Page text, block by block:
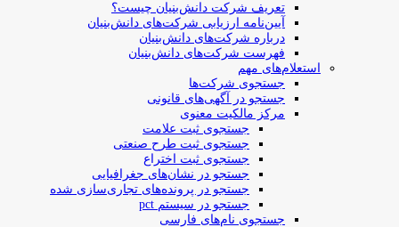
تعریف شرکت دانش‌بنیان چیست؟
آیین‌نامه ارزیابی شرکت‌های دانش‌بنیان
درباره شرکت‌های دانش‌بنیان
فهرست شرکت‌های دانش‌بنیان
استعلام‌های مهم
جستجوی شرکت‌ها
جستجو در آگهی‌های قانونی
مرکز مالکیت معنوی
جستجوی ثبت علامت
جستجوی ثبت طرح صنعتی
جستجوی ثبت اختراع
جستجو در نشان‌های جغرافیایی
جستجو در پرونده‌های تجاری‌سازی شده
جستجو در سیستم pct
جستجوی نام‌های فارسی